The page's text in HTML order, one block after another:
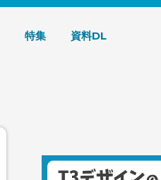
特集 資料DL